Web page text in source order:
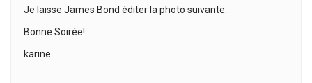
Je laisse James Bond éditer la photo suivante.
Bonne Soirée!
karine